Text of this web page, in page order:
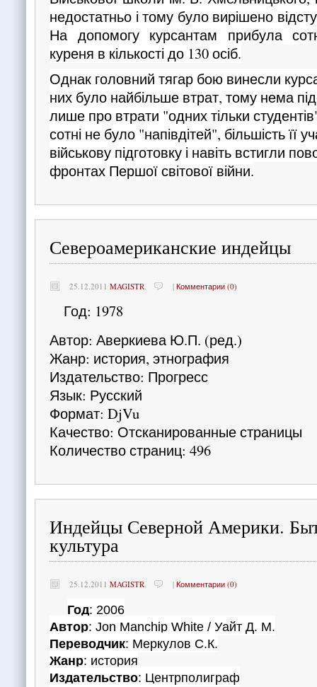
недостатньо і тому було вирішено
На допомогу курсантам прибула
куреня в кількості до 130 осіб.
Однак головний тягар бою винесли
них було найбільше втрат, тому нема
лише про втрати "одних тільки
сотні не було "напівдітей", більшість її
військову підготовку і навіть встигли
фронтах Першої світової війни.
Североамериканские индейцы
25.12.2011 MAGISTR. | Комментарии (0)
Год: 1978
Автор: Аверкиева Ю.П. (ред.)
Жанр: история, этнография
Издательство: Прогресс
Язык: Русский
Формат: DjVu
Качество: Отсканированные страницы
Количество страниц: 496
Индейцы Северной Америки.
культура
25.12.2011 MAGISTR. | Комментарии (0)
Год: 2006
Автор: Jon Manchip White / Уайт Д. М.
Переводчик: Меркулов С.К.
Жанр: история
Издательство: Центрполиграф